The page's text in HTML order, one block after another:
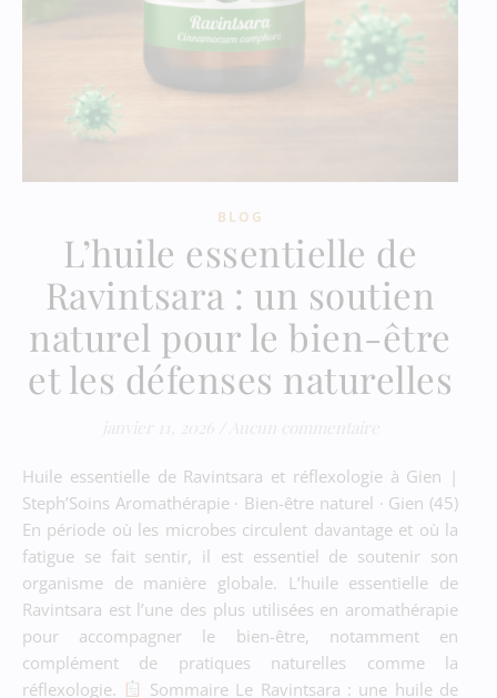
BLOG
L’huile essentielle de
Ravintsara : un soutien
naturel pour le bien-être
et les défenses naturelles
janvier 11, 2026 Aucun commentaire
Huile essentielle de Ravintsara et réflexologie à Gien |
Steph’Soins Aromathérapie · Bien-être naturel · Gien (45)
En période où les microbes circulent davantage et où la
fatigue se fait sentir, il est essentiel de soutenir son
organisme de manière globale. L’huile essentielle de
Ravintsara est l’une des plus utilisées en aromathérapie
pour accompagner le bien-être, notamment en
complément de pratiques naturelles comme la
réflexologie.
Sommaire Le Ravintsara : une huile de